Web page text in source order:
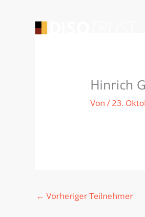
Hinrich
Von/23.
← Vorheriger Teilnehmer